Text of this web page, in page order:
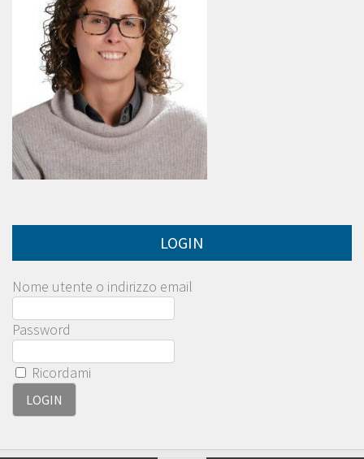
LOGIN
Nome utente o indirizzo email
Password
Ricordami